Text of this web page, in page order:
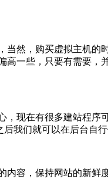
然，购买虚拟主机
一些，只要有需要
现在有很多建站程
我们就可以在后台自
容，保持网站的新